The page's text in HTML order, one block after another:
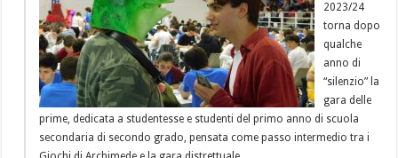
2023/24
torna dopo
qualche
anno di
“silenzio” la
gara delle
prime, dedicata a studentesse e studenti del primo anno di scuola
secondaria di secondo grado, pensata come passo intermedio tra i